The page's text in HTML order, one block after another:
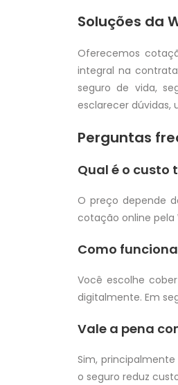
Soluções da
Oferecemos
integral na
seguro de vida,
esclarecer dúvidas,
Perguntas
Qual é o custo
O preço depende
cotação online pela
Como
Você escolhe
digitalmente. Em
Vale a pena
Sim,
o seguro reduz